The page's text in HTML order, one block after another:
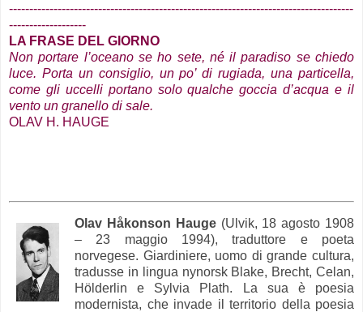
-------------------------------------------------------------------------------------
-------------------
LA FRASE DEL GIORNO
Non portare l’oceano se ho sete, né il paradiso se chiedo
luce. Porta un consiglio, un po’ di rugiada, una particella,
come gli uccelli portano solo qualche goccia d’acqua e il
vento un granello di sale.
OLAV H. HAUGE
Olav Håkonson Hauge(Ulvik, 18 agosto 1908
– 23 maggio 1994), traduttore e poeta
norvegese. Giardiniere, uomo di grande cultura,
tradusse in lingua nynorsk Blake, Brecht, Celan,
Hölderlin e Sylvia Plath. La sua è poesia
modernista, che invade il territorio della poesia